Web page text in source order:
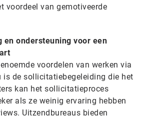
voordeel van gemotiveerde
ondersteuning voor een
voordelen van werken via
is de sollicitatiebegeleiding die het
kan het sollicitatieproces
als ze weinig ervaring hebben
Uitzendbureaus bieden